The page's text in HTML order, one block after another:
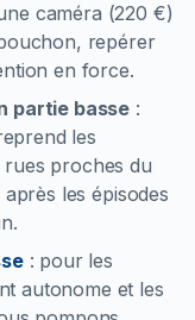
caméra (220 €)
repérer
en force.
partie basse :
les
proches du
les épisodes
: pour les
autonome et les